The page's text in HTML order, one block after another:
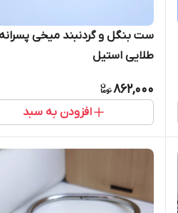
ست بنگل و گردنبند میخی پسرانه
طلایی استیل
862,000
افزودن به سبد